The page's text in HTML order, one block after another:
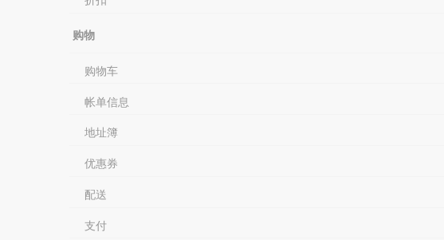
购物
购物车
帐单信息
地址簿
优惠券
配送
支付